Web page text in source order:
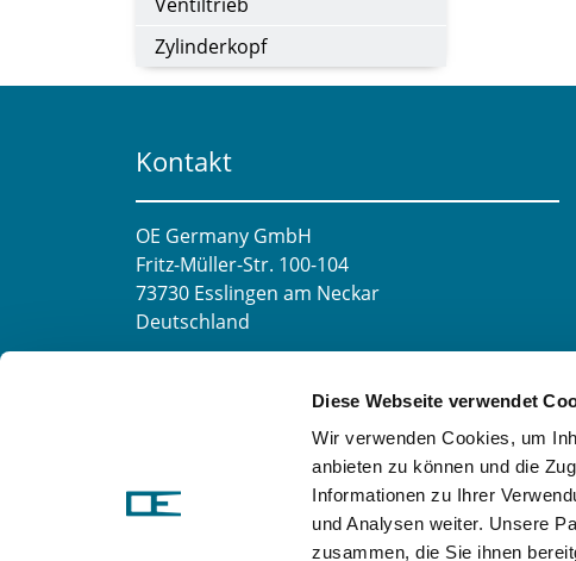
Diese Webseite verwendet
Wir verwenden Cookies, um
anbieten zu können und die
Informationen zu Ihrer
und Analysen weiter. Unsere
zusammen, die Sie ihnen
Ventiltrieb
Zylinderkopf
Kontakt
OE Germany GmbH
Fritz-Müller-Str. 100-104​
73730 Esslingen am Neckar​
Deutschland
Mo-Fr 8:00-16:00 Uhr
+49 711 6276980
Telefax:
+49 711 62769851